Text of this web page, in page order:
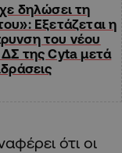
δηλώσει τη
Εξετάζεται η
του νέου
της Cyta μετά
ότι οι